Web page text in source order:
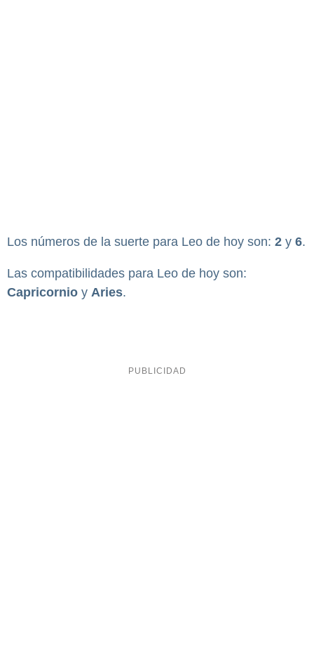
Los números de la suerte para Leo de hoy son: 2 y 6.
Las compatibilidades para Leo de hoy son:
Capricornio y Aries.